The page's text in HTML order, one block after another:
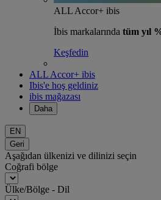
ALL Accor+ ibis
İbis markalarında tüm yıl
Keşfedin
ALL Accor+ ibis
Ibis'e hoş geldiniz
ibis mağazası
Daha
EN
Geri
Aşağıdan ülkenizi ve dilinizi seçin
Coğrafi bölge
Ülke/Bölge - Dil